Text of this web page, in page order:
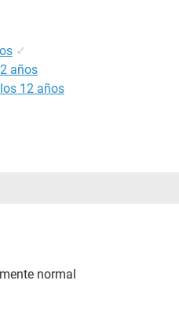
✓
años
12 años
normal